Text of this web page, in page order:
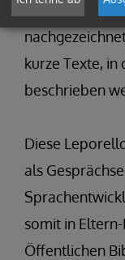
und
kurze Texte, in
beschrieben
Diese
als
somit in
Öffentlichen